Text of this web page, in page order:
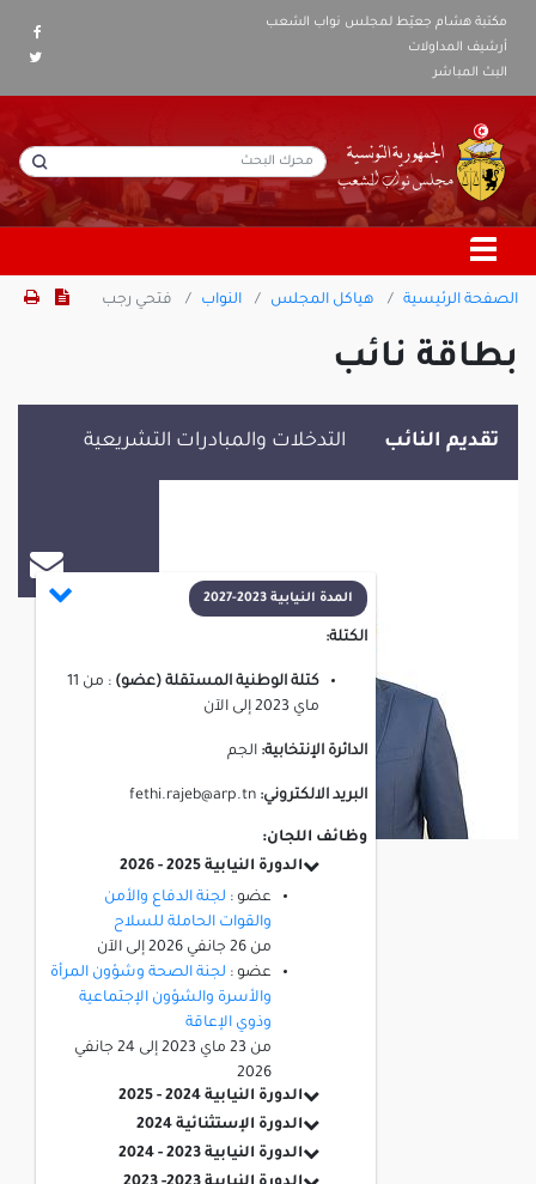
مكتبة هشام جعيّط لمجلس نواب الشعب
أرشيف المداولات
البث المباشر
الصفحة الرئيسية هياكل المجلس النواب فتحي رجب
بطاقة نائب
تقديم النائب التدخلات والمبادرات التشريعية
المدة النيابية 2023-2027
الكتلة:
كتلة الوطنية المستقلة (عضو): من 11
ماي 2023
إلىالآن
الدائرة الإنتخابية: الجم
البريد الالكتروني: fethi.rajeb@arp.tn
وظائف اللجان:
الدورة النيابية 2025 - 2026
عضو : لجنة الدفاع والأمن
والقوات الحاملة للسلاح
من26 جانفي 2026 إلىالآن
عضو : لجنة الصحة وشؤون المرأة
والأسرة والشؤون الإجتماعية
وذوي الإعاقة
من 23 ماي 2023 إلى
24 جانفي
2026
الدورة النيابية 2024 - 2025
الدورة الإستثنائية 2024
الدورة النيابية 2023 - 2024